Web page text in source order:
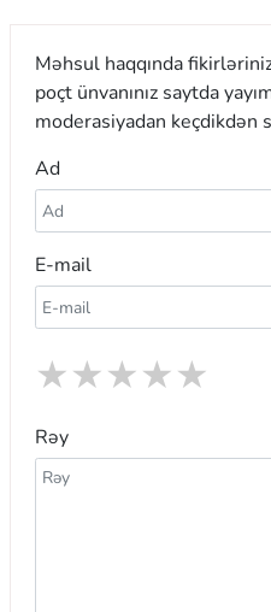
Məhsul haqqında
poçt ünvanınız saytda
moderasiyadan keçdikdən
Ad
E-mail
★
★
★
★
★
Rəy